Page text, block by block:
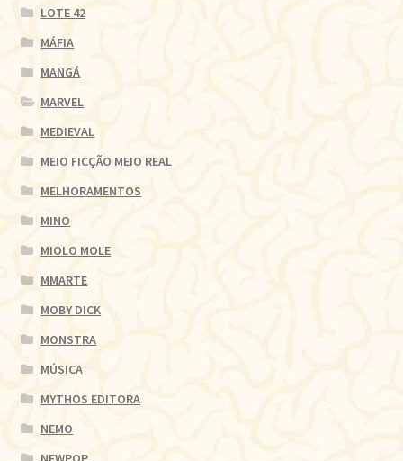
LOTE 42
MÁFIA
MANGÁ
MARVEL
MEDIEVAL
MEIO FICÇÃO MEIO REAL
MELHORAMENTOS
MINO
MIOLO MOLE
MMARTE
MOBY DICK
MONSTRA
MÚSICA
MYTHOS EDITORA
NEMO